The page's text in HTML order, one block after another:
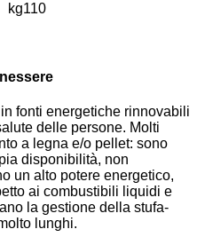
kg110
fonti energetiche rinnovabili
delle persone. Molti
a legna e/o pellet: sono
disponibilità, non
un alto potere energetico,
ai combustibili liquidi e
la gestione della stufa-
lunghi.